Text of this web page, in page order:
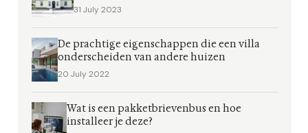
31 July 2023
De prachtige eigenschappen die een villa
onderscheiden van andere huizen
20 July 2022
Wat is een pakketbrievenbus en hoe
installeer je deze?